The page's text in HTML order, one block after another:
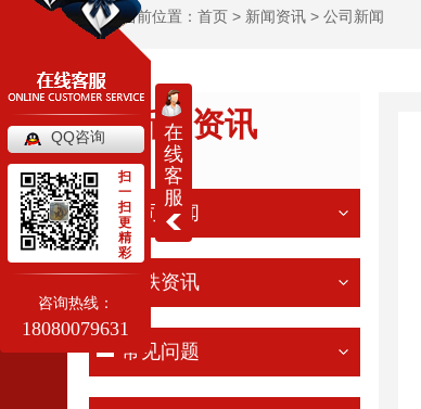
当前位置： 首页 > 新闻资讯 > 公司新闻
新闻资讯
NEWS
公司新闻
钢铁资讯
常见问题
在
线
客
服
QQ咨询
扫
一
扫
更
精
彩
咨询热线：
18080079631